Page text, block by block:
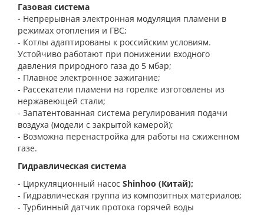
Газовая система
- Непрерывная электронная модуляция пламени в
режимах отопления и ГВС;
- Котлы адаптированы к российским условиям.
Устойчиво работают при понижении входного
давления природного газа до 5 мбар;
- Плавное электронное зажигание;
- Рассекатели пламени на горелке изготовлены из
нержавеющей стали;
- Запатентованная система регулирования подачи
воздуха (модели с закрытой камерой);
- Возможна перенастройка для работы на сжиженном
газе.
Гидравлическая система
- Циркуляционный насос Shinhoo (Китай);
- Гидравлическая группа из композитных материалов;
- Турбинный датчик протока горячей воды